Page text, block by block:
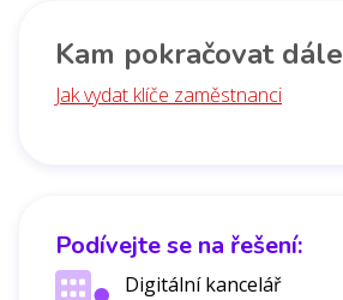
Podívejte se na řešení:
Digitální kancelář
Kam pokračovat dále
Jak vydat klíče zaměstnanci